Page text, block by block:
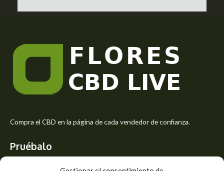
r
s
e
Compra el CBD en la página de cada vendedor de confianza.
Pruébalo
Siente el mejor aroma de las flores CBD y usa los beneficios del